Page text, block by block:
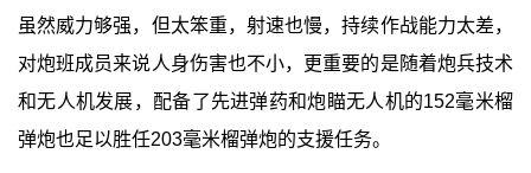
虽然威力够强，但太笨重，射速也慢，持续作战能力太差，
对炮班成员来说人身伤害也不小，更重要的是随着炮兵技术
和无人机发展，配备了先进弹药和炮瞄无人机的152毫米榴
弹炮也足以胜任203毫米榴弹炮的支援任务。